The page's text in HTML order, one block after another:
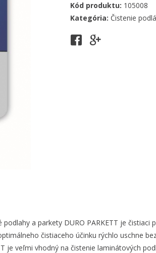
Kód produktu: 105008
Kategória: Čistenie
a parkety DURO PARKETT je
čistiaceho účinku rýchlo uschne
je veľmi vhodný na čistenie laminátových